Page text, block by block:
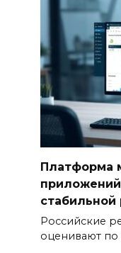
Платформа
стабильной
Российские
оценивают по